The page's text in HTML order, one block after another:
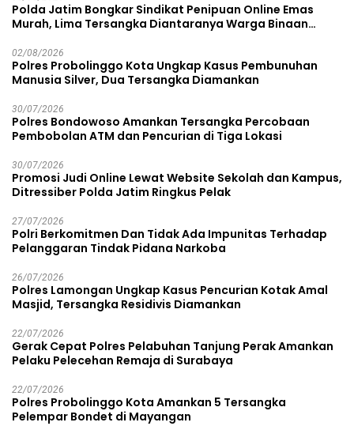
Polda Jatim Bongkar Sindikat Penipuan Online Emas
Murah, Lima Tersangka Diantaranya Warga Binaan
02/08/2026
Polres Probolinggo Kota Ungkap Kasus Pembunuhan
Manusia Silver, Dua Tersangka Diamankan
30/07/2026
Polres Bondowoso Amankan Tersangka Percobaan
Pembobolan ATM dan Pencurian di Tiga Lokasi
30/07/2026
Promosi Judi Online Lewat Website Sekolah dan Kampus,
Ditressiber Polda Jatim Ringkus Pelak
27/07/2026
Polri Berkomitmen Dan Tidak Ada Impunitas Terhadap
Pelanggaran Tindak Pidana Narkoba
26/07/2026
Polres Lamongan Ungkap Kasus Pencurian Kotak Amal
Masjid, Tersangka Residivis Diamankan
22/07/2026
Gerak Cepat Polres Pelabuhan Tanjung Perak Amankan
Pelaku Pelecehan Remaja di Surabaya
22/07/2026
Polres Probolinggo Kota Amankan 5 Tersangka
Pelempar Bondet di Mayangan